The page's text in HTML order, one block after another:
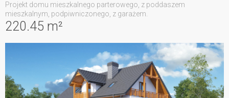
220.45 m²
Projekt domu mieszkalnego parterowego, z poddaszem
mieszkalnym, podpiwniczonego, z garażem.